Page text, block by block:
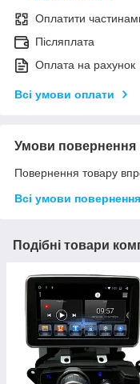
Оплатити
Післяплата
Оплата на рахунок
Всі умови оплати
Умови повернення
Повернення товару
Всі умови повернення
Подібні товари